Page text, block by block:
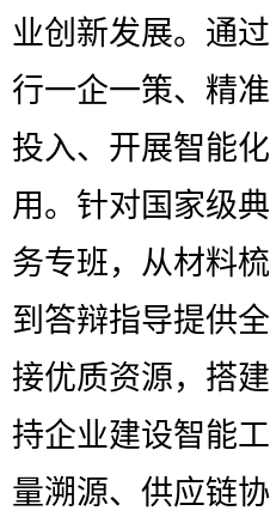
业创新发展。通
行一企一策、精
投入、开展智能
用。针对国家级
务专班，从材料
到答辩指导提供
接优质资源，搭
持企业建设智能
量溯源、供应链